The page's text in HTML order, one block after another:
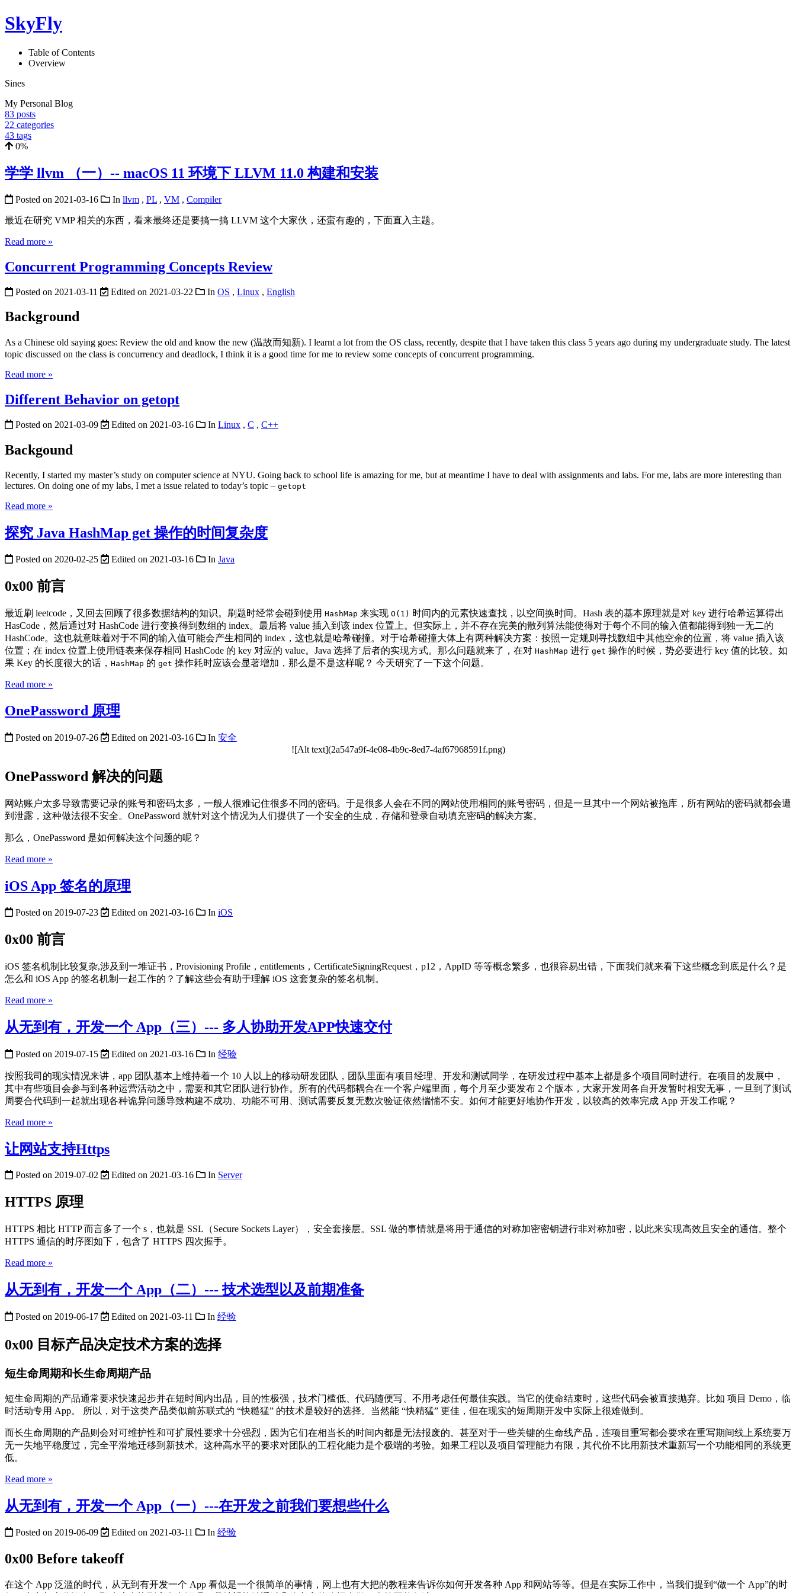
SkyFly
Table of Contents
Overview
Sines
My Personal Blog
83 posts
22 categories
43 tags
0%
学学 llvm （一）-- macOS 11 环境下 LLVM 11.0 构建和安装
Posted on 2021-03-16 In llvm , PL , VM , Compiler
最近在研究 VMP 相关的东西，看来最终还是要搞一搞 LLVM 这个大家伙，还蛮有趣的，下面直入主题。
Read more »
Concurrent Programming Concepts Review
Posted on 2021-03-11 Edited on 2021-03-22 In OS , Linux , English
Background
As a Chinese old saying goes: Review the old and know the new (温故而知新). I learnt a lot from the OS class, recently, despite that I have taken this class 5 years ago during my undergraduate study. The latest
topic discussed on the class is concurrency and deadlock, I think it is a good time for me to review some concepts of concurrent programming.
Read more »
Different Behavior on getopt
Posted on 2021-03-09 Edited on 2021-03-16 In Linux , C , C++
Backgound
Recently, I started my master’s study on computer science at NYU. Going back to school life is amazing for me, but at meantime I have to deal with assignments and labs. For me, labs are more interesting than
lectures. On doing one of my labs, I met a issue related to today’s topic – getopt
Read more »
探究 Java HashMap get 操作的时间复杂度
Posted on 2020-02-25 Edited on 2021-03-16 In Java
0x00 前言
最近刷 leetcode，又回去回顾了很多数据结构的知识。刷题时经常会碰到使用 HashMap 来实现 O(1) 时间内的元素快速查找，以空间换时间。Hash 表的基本原理就是对 key 进行哈希运算得出
HasCode，然后通过对 HashCode 进行变换得到数组的 index。最后将 value 插入到该 index 位置上。但实际上，并不存在完美的散列算法能使得对于每个不同的输入值都能得到独一无二的
HashCode。这也就意味着对于不同的输入值可能会产生相同的 index，这也就是哈希碰撞。对于哈希碰撞大体上有两种解决方案：按照一定规则寻找数组中其他空余的位置，将 value 插入该
位置；在 index 位置上使用链表来保存相同 HashCode 的 key 对应的 value。Java 选择了后者的实现方式。那么问题就来了，在对 HashMap 进行 get 操作的时候，势必要进行 key 值的比较。如
果 Key 的长度很大的话， HashMap 的 get 操作耗时应该会显著增加，那么是不是这样呢？ 今天研究了一下这个问题。
Read more »
OnePassword 原理
Posted on 2019-07-26 Edited on 2021-03-16 In 安全
![Alt text](2a547a9f-4e08-4b9c-8ed7-4af67968591f.png)
OnePassword 解决的问题
网站账户太多导致需要记录的账号和密码太多，一般人很难记住很多不同的密码。于是很多人会在不同的网站使用相同的账号密码，但是一旦其中一个网站被拖库，所有网站的密码就都会遭
到泄露，这种做法很不安全。OnePassword 就针对这个情况为人们提供了一个安全的生成，存储和登录自动填充密码的解决方案。
那么，OnePassword 是如何解决这个问题的呢？
Read more »
iOS App 签名的原理
Posted on 2019-07-23 Edited on 2021-03-16 In iOS
0x00 前言
iOS 签名机制比较复杂,涉及到一堆证书，Provisioning Profile，entitlements，CertificateSigningRequest，p12，AppID 等等概念繁多，也很容易出错，下面我们就来看下这些概念到底是什么？是
怎么和 iOS App 的签名机制一起工作的？了解这些会有助于理解 iOS 这套复杂的签名机制。
Read more »
从无到有，开发一个 App（三）--- 多人协助开发APP快速交付
Posted on 2019-07-15 Edited on 2021-03-16 In 经验
按照我司的现实情况来讲，app 团队基本上维持着一个 10 人以上的移动研发团队，团队里面有项目经理、开发和测试同学，在研发过程中基本上都是多个项目同时进行。在项目的发展中，
其中有些项目会参与到各种运营活动之中，需要和其它团队进行协作。所有的代码都耦合在一个客户端里面，每个月至少要发布 2 个版本，大家开发周各自开发暂时相安无事，一旦到了测试
周要合代码到一起就出现各种诡异问题导致构建不成功、功能不可用、测试需要反复无数次验证依然惴惴不安。如何才能更好地协作开发，以较高的效率完成 App 开发工作呢？
Read more »
让网站支持Https
Posted on 2019-07-02 Edited on 2021-03-16 In Server
HTTPS 原理
HTTPS 相比 HTTP 而言多了一个 s，也就是 SSL（Secure Sockets Layer），安全套接层。SSL 做的事情就是将用于通信的对称加密密钥进行非对称加密，以此来实现高效且安全的通信。整个
HTTPS 通信的时序图如下，包含了 HTTPS 四次握手。
Read more »
从无到有，开发一个 App（二）--- 技术选型以及前期准备
Posted on 2019-06-17 Edited on 2021-03-11 In 经验
0x00 目标产品决定技术方案的选择
短生命周期和长生命周期产品
短生命周期的产品通常要求快速起步并在短时间内出品，目的性极强，技术门槛低、代码随便写、不用考虑任何最佳实践。当它的使命结束时，这些代码会被直接抛弃。比如 项目 Demo，临
时活动专用 App。 所以，对于这类产品类似前苏联式的 “快糙猛” 的技术是较好的选择。当然能 “快精猛” 更佳，但在现实的短周期开发中实际上很难做到。
而长生命周期的产品则会对可维护性和可扩展性要求十分强烈，因为它们在相当长的时间内都是无法报废的。甚至对于一些关键的生命线产品，连项目重写都会要求在重写期间线上系统要万
无一失地平稳度过，完全平滑地迁移到新技术。这种高水平的要求对团队的工程化能力是个极端的考验。如果工程以及项目管理能力有限，其代价不比用新技术重新写一个功能相同的系统更
低。
Read more »
从无到有，开发一个 App（一）---在开发之前我们要想些什么
Posted on 2019-06-09 Edited on 2021-03-11 In 经验
0x00 Before takeoff
在这个 App 泛滥的时代，从无到有开发一个 App 看似是一个很简单的事情，网上也有大把的教程来告诉你如何开发各种 App 和网站等等。但是在实际工作中，当我们提到“做一个 App”的时